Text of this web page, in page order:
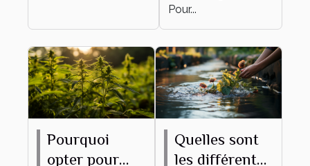
Pour...
Pourquoi
opter pour
Quelles sont
les différentes